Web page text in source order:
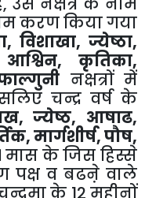
करण किया गया
विशाखा, ज्येष्ठा,
कृतिका,
नक्षत्रों में
चन्द्र वर्ष के
ज्येष्ठ, आषाढ,
मार्गशीर्ष, पौष,
मास के जिस हिस्से
पक्ष व बढऩे वाले
के 12 महीनों